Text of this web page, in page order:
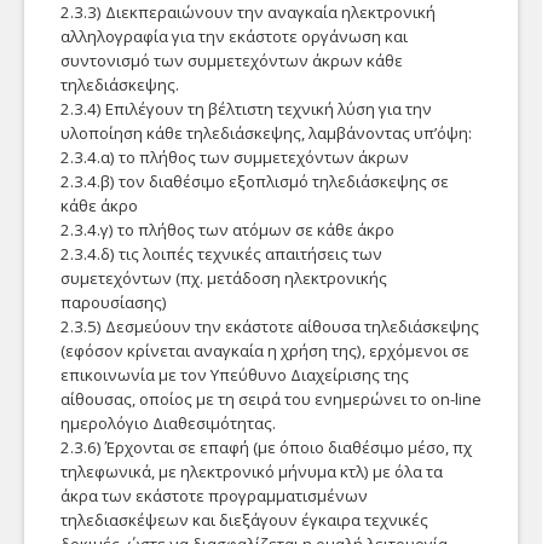
Φιλοξενία Ιστοχώρων
Δομών
Χρηστών
Υπηρεσίες e-Π.Θ.
SIS-Web
Ακ.Ταυτότητα
Εύδοξος
Πρ. Άσκηση
ΖΕΥΣ - Εκλογές
Γραφείο Αρωγής
Τηλε-Υποστήριξη
Αίτηση δημιουργίας
Λογαριασμού Χρηστή
από αρμόδιες Υπηρεσίες
του Π.Θ.
2.3.3) Διεκπεραιώνουν την αναγκαία ηλεκτρονική
αλληλογραφία για την εκάστοτε οργάνωση και
συντονισμό των συμμετεχόντων άκρων κάθε
τηλεδιάσκεψης.
2.3.4) Επιλέγουν τη βέλτιστη τεχνική λύση για την
υλοποίηση κάθε τηλεδιάσκεψης, λαμβάνοντας υπ’όψη:
2.3.4.α) το πλήθος των συμμετεχόντων άκρων
2.3.4.β) τον διαθέσιμο εξοπλισμό τηλεδιάσκεψης σε
κάθε άκρο
2.3.4.γ) το πλήθος των ατόμων σε κάθε άκρο
2.3.4.δ) τις λοιπές τεχνικές απαιτήσεις των
συμετεχόντων (πχ. μετάδοση ηλεκτρονικής
παρουσίασης)
2.3.5) Δεσμεύουν την εκάστοτε αίθουσα τηλεδιάσκεψης
(εφόσον κρίνεται αναγκαία η χρήση της), ερχόμενοι σε
επικοινωνία με τον Υπεύθυνο Διαχείρισης της
αίθουσας, οποίος με τη σειρά του ενημερώνει το οn-line
ημερολόγιο Διαθεσιμότητας.
2.3.6) Έρχονται σε επαφή (με όποιο διαθέσιμο μέσο, πχ
τηλεφωνικά, με ηλεκτρονικό μήνυμα κτλ) με όλα τα
άκρα των εκάστοτε προγραμματισμένων
τηλεδιασκέψεων και διεξάγουν έγκαιρα τεχνικές